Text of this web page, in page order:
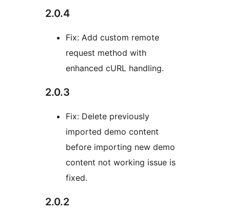
2.0.4
Fix: Add custom remote
request method with
enhanced cURL handling.
2.0.3
Fix: Delete previously
imported demo content
before importing new demo
content not working issue is
fixed.
2.0.2